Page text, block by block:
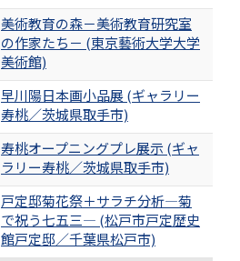
美術教育の森－美術教育研究室
の作家たち－ (東京藝術大学大学
美術館)
早川陽日本画小品展 (ギャラリー
寿桃／茨城県取手市)
寿桃オープニングプレ展示 (ギャ
ラリー寿桃／茨城県取手市)
戸定邸菊花祭＋サラチ分析―菊
で祝う七五三― (松戸市戸定歴史
館戸定邸／千葉県松戸市)